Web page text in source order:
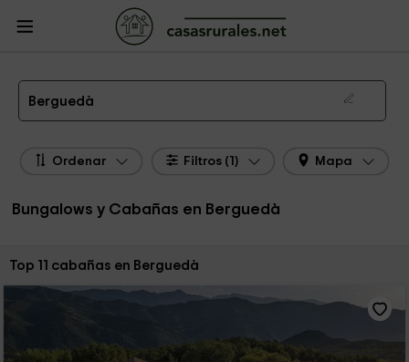
Casas Rurales
Cabañas Berguedà
Los mejores bungalows y cabañas en Berguedà de 2026
Berguedà
Ordenar Filtros (1) Mapa
Bungalows y Cabañas en Berguedà
Ordenar por:
Top 11 cabañas en Berguedà